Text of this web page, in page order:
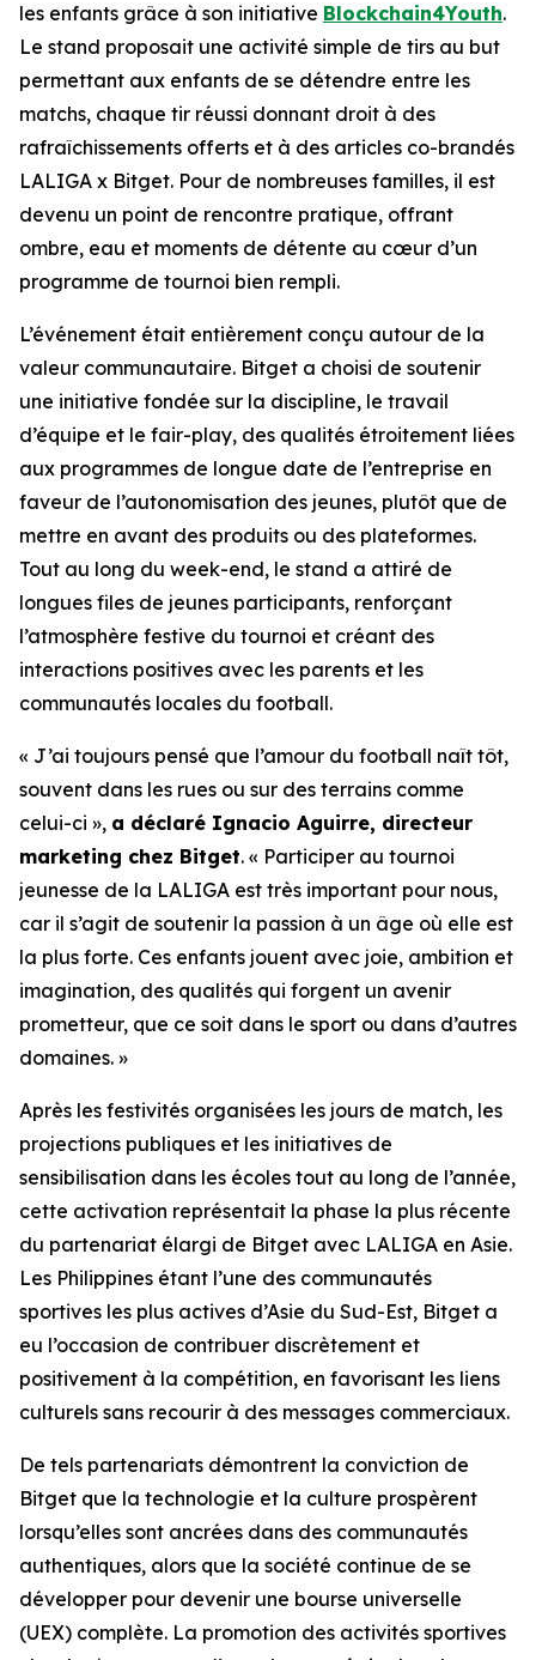
les enfants grâce à son initiative Blockchain4Youth.
Le stand proposait une activité simple de tirs au but
permettant aux enfants de se détendre entre les
matchs, chaque tir réussi donnant droit à des
rafraîchissements offerts et à des articles co-brandés
LALIGA x Bitget. Pour de nombreuses familles, il est
devenu un point de rencontre pratique, offrant
ombre, eau et moments de détente au cœur d’un
programme de tournoi bien rempli.
L’événement était entièrement conçu autour de la
valeur communautaire. Bitget a choisi de soutenir
une initiative fondée sur la discipline, le travail
d’équipe et le fair-play, des qualités étroitement liées
aux programmes de longue date de l’entreprise en
faveur de l’autonomisation des jeunes, plutôt que de
mettre en avant des produits ou des plateformes.
Tout au long du week-end, le stand a attiré de
longues files de jeunes participants, renforçant
l’atmosphère festive du tournoi et créant des
interactions positives avec les parents et les
communautés locales du football.
« J’ai toujours pensé que l’amour du football naît tôt,
souvent dans les rues ou sur des terrains comme
celui-ci », a déclaré Ignacio Aguirre, directeur
marketing chez Bitget. « Participer au tournoi
jeunesse de la LALIGA est très important pour nous,
car il s’agit de soutenir la passion à un âge où elle est
la plus forte. Ces enfants jouent avec joie, ambition et
imagination, des qualités qui forgent un avenir
prometteur, que ce soit dans le sport ou dans d’autres
domaines. »
Après les festivités organisées les jours de match, les
projections publiques et les initiatives de
sensibilisation dans les écoles tout au long de l’année,
cette activation représentait la phase la plus récente
du partenariat élargi de Bitget avec LALIGA en Asie.
Les Philippines étant l’une des communautés
sportives les plus actives d’Asie du Sud-Est, Bitget a
eu l’occasion de contribuer discrètement et
positivement à la compétition, en favorisant les liens
culturels sans recourir à des messages commerciaux.
De tels partenariats démontrent la conviction de
Bitget que la technologie et la culture prospèrent
lorsqu’elles sont ancrées dans des communautés
authentiques, alors que la société continue de se
développer pour devenir une bourse universelle
(UEX) complète. La promotion des activités sportives